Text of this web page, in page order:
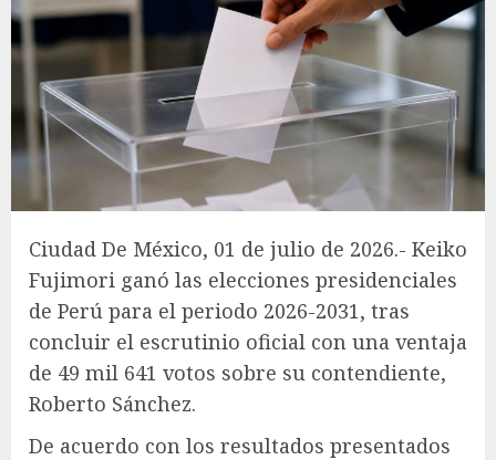
Ciudad De México, 01 de julio de 2026.- Keiko
Fujimori ganó las elecciones presidenciales
de Perú para el periodo 2026-2031, tras
concluir el escrutinio oficial con una ventaja
de 49 mil 641 votos sobre su contendiente,
Roberto Sánchez.
De acuerdo con los resultados presentados